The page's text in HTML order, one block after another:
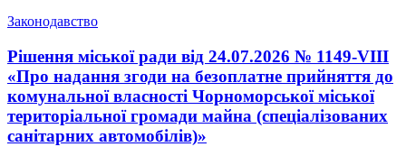
Законодавство
Рішення міської ради від 24.07.2026 № 1149-VIII
«Про надання згоди на безоплатне прийняття до
комунальної власності Чорноморської міської
територіальної громади майна (спеціалізованих
санітарних автомобілів)»